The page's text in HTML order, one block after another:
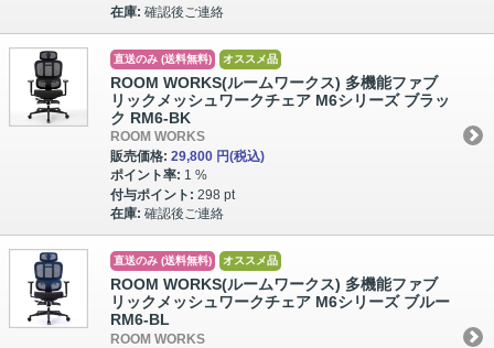
在庫: 確認後ご連絡
直送のみ (送料無料) オススメ品
ROOM WORKS(ルームワークス) 多機能ファブ
リックメッシュワークチェア M6シリーズ ブラッ
ク RM6-BK
ROOM WORKS
販売価格: 29,800 円(税込)
ポイント率: 1 %
付与ポイント: 298 pt
在庫: 確認後ご連絡
直送のみ (送料無料) オススメ品
ROOM WORKS(ルームワークス) 多機能ファブ
リックメッシュワークチェア M6シリーズ ブルー
RM6-BL
ROOM WORKS